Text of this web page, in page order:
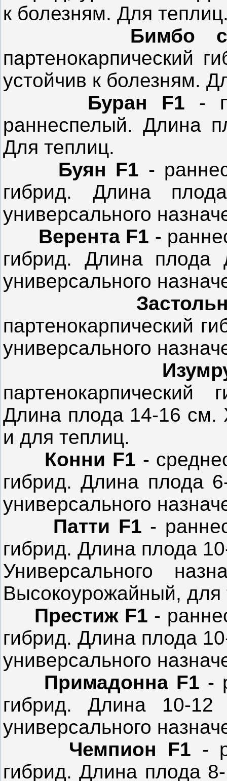
к болезням. Для
Бимбо
партенокарпический
устойчив к болезням.
Буран F1 -
раннеспелый. Длина
Для теплиц.
Буян F1 -
гибрид. Длина
универсального
Верента F1 -
гибрид. Длина плода
универсального
партенокарпический
универсального
Длина плода 14-16 см.
и для теплиц.
Конни F1 -
гибрид. Длина плода
универсального
Патти F1 -
гибрид. Длина плода
Универсального
Высокоурожайный, для
Престиж F1 -
гибрид. Длина плода
универсального
Примадонна F1 -
гибрид. Длина 10-
универсального
Чемпион F1 -
гибрид. Длина плода